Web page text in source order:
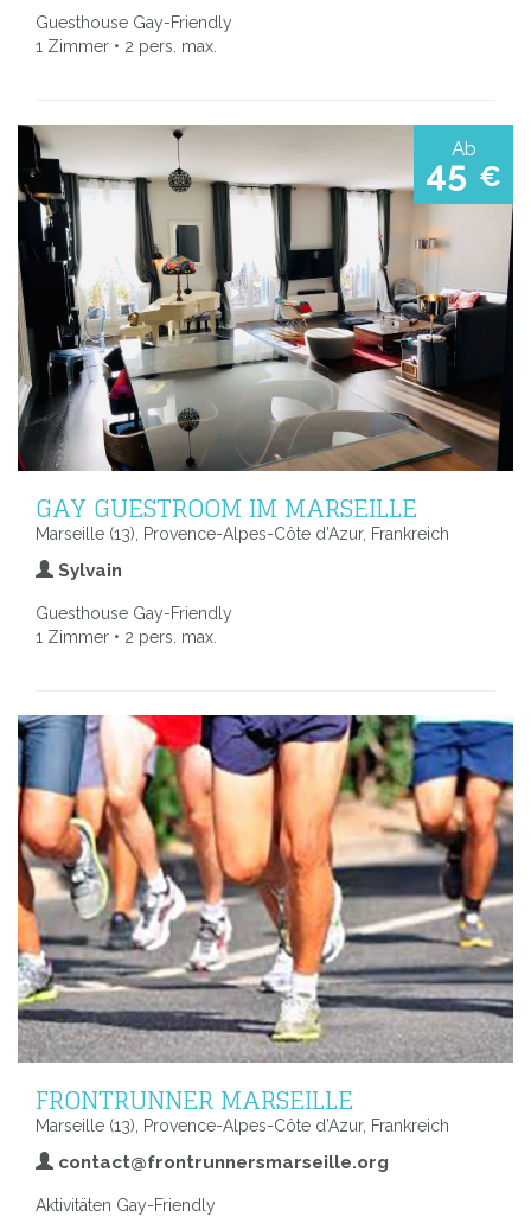
Guesthouse Gay-Friendly
1 Zimmer • 2 pers. max.
Ab
45 €
GAY GUESTROOM IM MARSEILLE
Marseille (13), Provence-Alpes-Côte d’Azur, Frankreich
Sylvain
Guesthouse Gay-Friendly
1 Zimmer • 2 pers. max.
FRONTRUNNER MARSEILLE
Marseille (13), Provence-Alpes-Côte d’Azur, Frankreich
contact@frontrunnersmarseille.org
Aktivitäten Gay-Friendly